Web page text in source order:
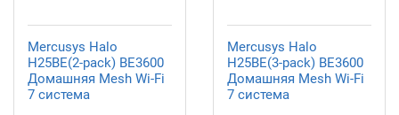
Mercusys Halo
H25BE(2-pack) BE3600
Домашняя Mesh Wi-Fi
7 система
Mercusys Halo
H25BE(3-pack) BE3600
Домашняя Mesh Wi-Fi
7 система